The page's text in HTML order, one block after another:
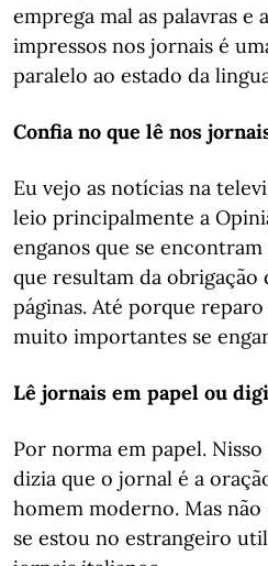
emprega mal as palavras e
impressos nos jornais é
paralelo ao estado da
Confia no que lê nos
Eu vejo as notícias na
leio principalmente a
enganos que se
que resultam da obrigação
páginas. Até porque
muito importantes se
Lê jornais em papel ou
Por norma em papel.
dizia que o jornal é a
homem moderno. Mas
se estou no estrangeiro